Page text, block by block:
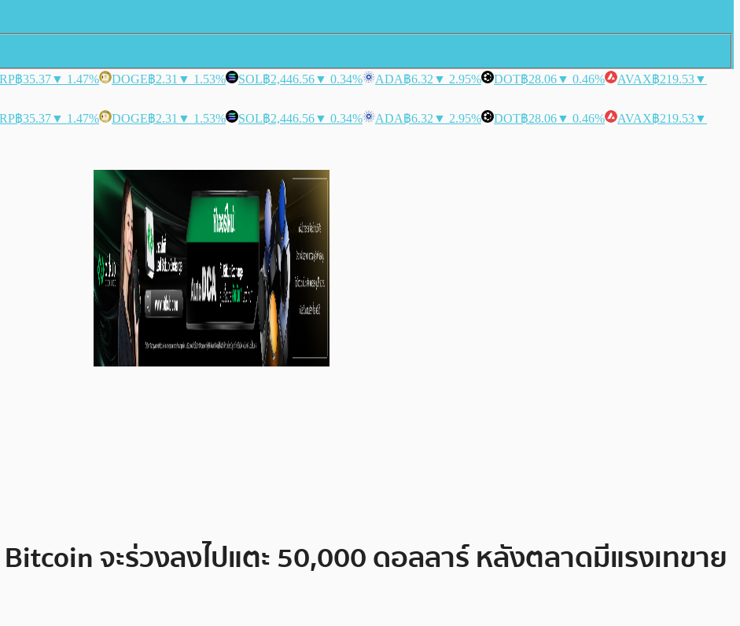
฿35.37▼ 1.47% DOGE฿2.31 ▼ 1.53% SOL฿2,446.56▼ 0.34% ADA฿6.32 ▼ 2.95% DOT฿28.06▼ 0.46% AVAX฿219.53▼
฿35.37▼ 1.47% DOGE฿2.31 ▼ 1.53% SOL฿2,446.56▼ 0.34% ADA฿6.32 ▼ 2.95% DOT฿28.06▼ 0.46% AVAX฿219.53▼
จะร่วงลงไปแตะ 50,000 ดอลลาร์ หลังตลาดมีแรงเทขาย